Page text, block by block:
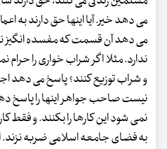
می دهد خیر. آیا اینها حق دارند به
می دهد آن قسمت که مفسده انگیز
ندارد. مثلا اگر شراب خواری را حرام
و شراب توزیع کنند؟ پاسخ می دهد
نیست صاحب جواهر اینها را پاسخ
نمی شود این کارها را بکنند. و فقط
به فضای جامعه اسلامی ضربه نزند.